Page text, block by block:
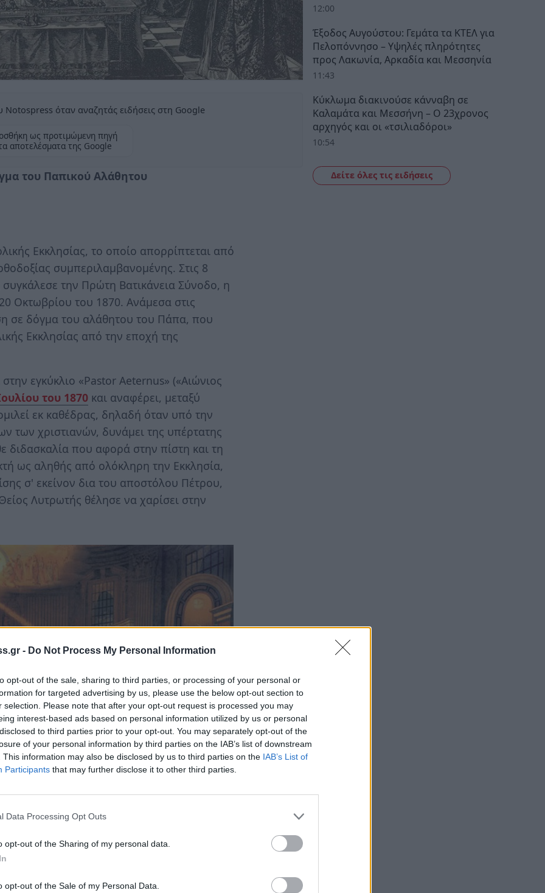
- Do Not Process My Personal Information
opt-out of the sale, sharing to third parties, or processing of your personal or
for targeted advertising by us, please use the below opt-out section to
selection. Please note that after your opt-out request is processed you may
interest-based ads based on personal information utilized by us or personal
to third parties prior to your opt-out. You may separately opt-out of the
of your personal information by third parties on the IAB’s list of downstream
This information may also be disclosed by us to third parties on the IAB’s List of
Participants that may further disclose it to other third parties.
Data Processing Opt Outs
opt-out of the Sharing of my personal data.
opt-out of the Sale of my Personal Data.
όταν αναζητάς ειδήσεις στη Google
ως προτιμώμενη πηγή
αποτελέσματα της Google
του Παπικού Αλάθητου
Εκκλησίας, το οποίο απορρίπτεται από
συμπεριλαμβανομένης. Στις 8
την Πρώτη Βατικάνεια Σύνοδο, η
Οκτωβρίου του 1870. Ανάμεσα στις
σε δόγμα του αλάθητου του Πάπα, που
Εκκλησίας από την εποχή της
εγκύκλιο «Pastor Aeternus» («Αιώνιος
του 1870 και αναφέρει, μεταξύ
εκ καθέδρας, δηλαδή όταν υπό την
των χριστιανών, δυνάμει της υπέρτατης
διδασκαλία που αφορά στην πίστη και τη
ως αληθής από ολόκληρη την Εκκλησία,
σ' εκείνον δια του αποστόλου Πέτρου,
Λυτρωτής θέλησε να χαρίσει στην
το «πρωτείο εξουσίας» προσδιορίζουν την
ιδιαίτερη σχέση του Πάπα προς τον
Ρώμης και πρώτο μεταξύ των
12:00
Έξοδος Αυγούστου: Γεμάτα τα ΚΤΕΛ για
Πελοπόννησο – Υψηλές πληρότητες
προς Λακωνία, Αρκαδία και Μεσσηνία
11:43
Κύκλωμα διακινούσε κάνναβη σε
Καλαμάτα και Μεσσήνη – Ο 23χρονος
αρχηγός και οι «τσιλιαδόροι»
10:54
Δείτε όλες τις ειδήσεις